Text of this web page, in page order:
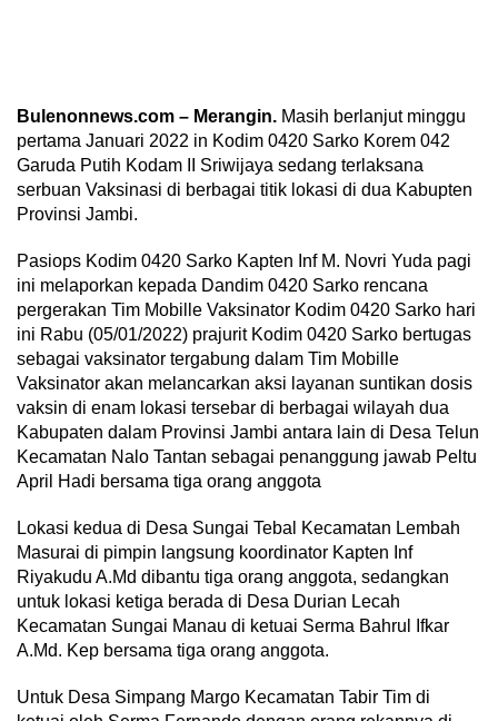
Bulenonnews.com – Merangin. Masih berlanjut minggu
pertama Januari 2022 in Kodim 0420 Sarko Korem 042
Garuda Putih Kodam II Sriwijaya sedang terlaksana
serbuan Vaksinasi di berbagai titik lokasi di dua Kabupten
Provinsi Jambi.
Pasiops Kodim 0420 Sarko Kapten Inf M. Novri Yuda pagi
ini melaporkan kepada Dandim 0420 Sarko rencana
pergerakan Tim Mobille Vaksinator Kodim 0420 Sarko hari
ini Rabu (05/01/2022) prajurit Kodim 0420 Sarko bertugas
sebagai vaksinator tergabung dalam Tim Mobille
Vaksinator akan melancarkan aksi layanan suntikan dosis
vaksin di enam lokasi tersebar di berbagai wilayah dua
Kabupaten dalam Provinsi Jambi antara lain di Desa Telun
Kecamatan Nalo Tantan sebagai penanggung jawab Peltu
April Hadi bersama tiga orang anggota
Lokasi kedua di Desa Sungai Tebal Kecamatan Lembah
Masurai di pimpin langsung koordinator Kapten Inf
Riyakudu A.Md dibantu tiga orang anggota, sedangkan
untuk lokasi ketiga berada di Desa Durian Lecah
Kecamatan Sungai Manau di ketuai Serma Bahrul Ifkar
A.Md. Kep bersama tiga orang anggota.
Untuk Desa Simpang Margo Kecamatan Tabir Tim di